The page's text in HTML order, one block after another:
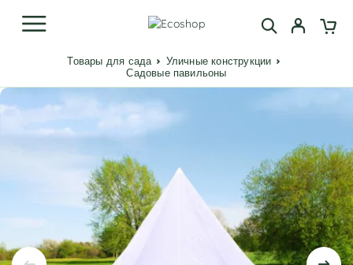
Товары для сада
Уличные конструкции
Садовые павильоны